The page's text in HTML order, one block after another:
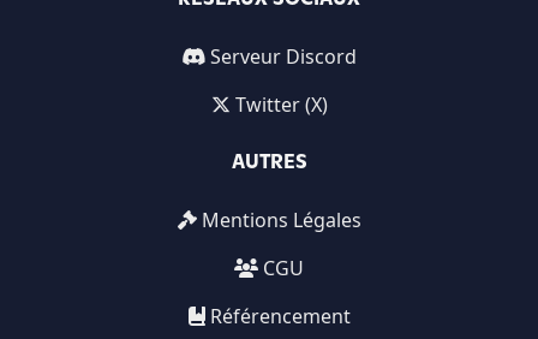
Serveur Discord
Twitter (X)
AUTRES
Mentions Légales
CGU
Référencement